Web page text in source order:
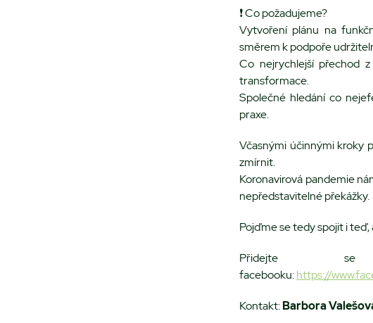
❗️ Co požadujeme?
Vytvoření plánu na
směrem k podpoře
Co nejrychlejší přechod
transformace.
Společné hledání co
praxe.
Včasnými účinnými kroky
zmírnit.
Koronavirová pandemie
nepředstavitelné překážky.
Pojďme se tedy spojit i teď,
Přidejte
facebooku:https://
Kontakt:Barbora